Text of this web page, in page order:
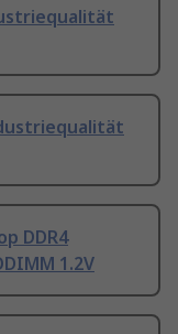
DDR4
1.2V